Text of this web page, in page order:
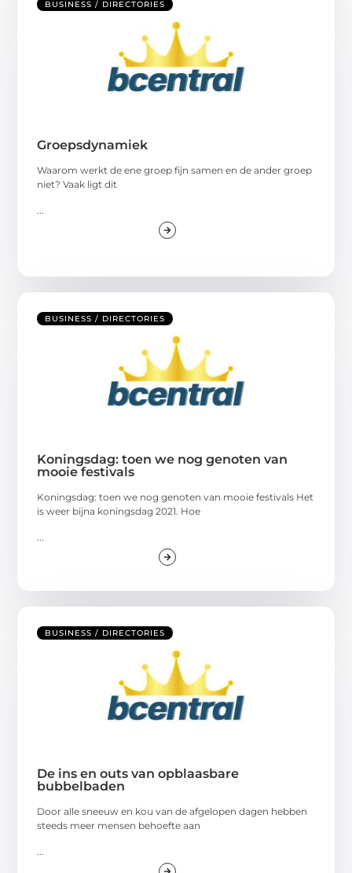
BUSINESS / DIRECTORIES
Groepsdynamiek
Waarom werkt de ene groep fijn samen en de ander groep
niet? Vaak ligt dit
BUSINESS / DIRECTORIES
Koningsdag: toen we nog genoten van
mooie festivals
Koningsdag: toen we nog genoten van mooie festivals Het
is weer bijna koningsdag 2021. Hoe
BUSINESS / DIRECTORIES
De ins en outs van opblaasbare
bubbelbaden
Door alle sneeuw en kou van de afgelopen dagen hebben
steeds meer mensen behoefte aan